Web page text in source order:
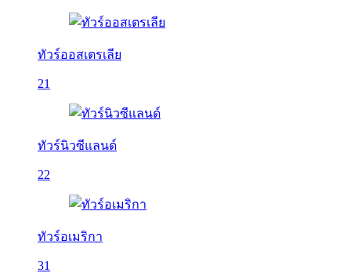
ทัวร์ออสเตรเลีย
21
ทัวร์นิวซีแลนด์
22
ทัวร์อเมริกา
31